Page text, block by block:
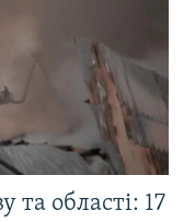
області: 17